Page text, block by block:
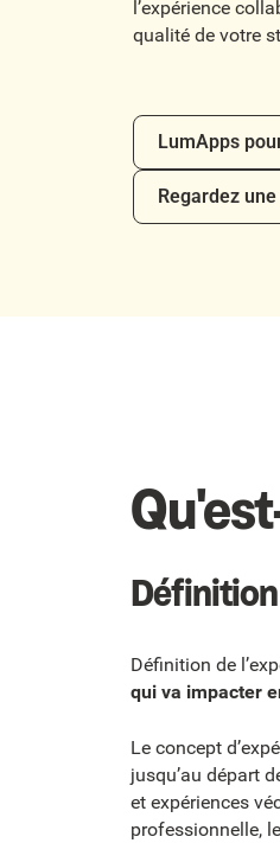
l’expérience
qualité de votre
LumApps pour
LumApps
Regardez une
Regardez
Définition de
qui va impacter
Le concept
jusqu’au départ
et expériences
professionnelle,